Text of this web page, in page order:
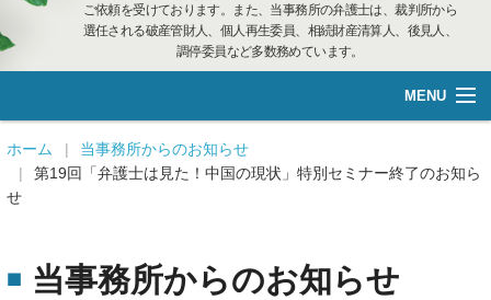
ご依頼を受けております。また、当事務所の弁護士は、裁判所から
選任される破産管財人、個人再生委員、相続財産清算人、後見人、
調停委員など多数務めています。
MENU
総合案内
ホーム
当事務所からのお知らせ
第19回「弁護士は見た！中国の現状」特別セミナー終了のお知ら
せ
当事務所からのお知らせ